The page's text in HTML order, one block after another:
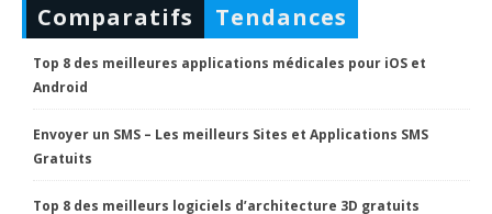
Comparatifs Tendances
Top 8 des meilleures applications médicales pour iOS et
Android
Envoyer un SMS – Les meilleurs Sites et Applications SMS
Gratuits
Top 8 des meilleurs logiciels d’architecture 3D gratuits